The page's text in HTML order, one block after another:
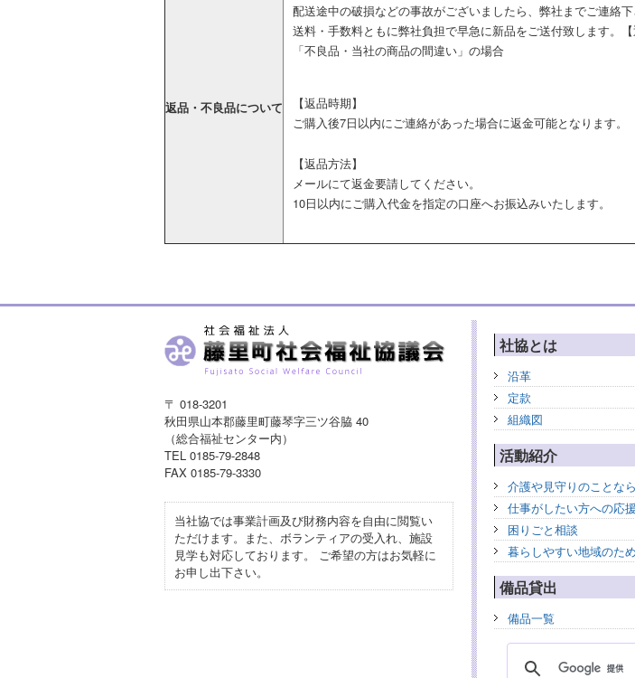
返品・不良品について
配送途中の破損などの事故がございましたら、弊社までご連絡下
送料・手数料ともに弊社負担で早急に新品をご送付致します。【
「不良品・当社の商品の間違い」の場合
【返品時期】
ご購入後7日以内にご連絡があった場合に返金可能となります。
【返品方法】
メールにて返金要請してください。
10日以内にご購入代金を指定の口座へお振込みいたします。
〒 018-3201
秋田県山本郡藤里町藤琴字三ツ谷脇 40
（総合福祉センター内）
TEL 0185-79-2848
FAX 0185-79-3330
当社協では事業計画及び財務内容を自由に閲覧い
ただけます。また、ボランティアの受入れ、施設
見学も対応しております。 ご希望の方はお気軽に
お申し出下さい。
社協とは
沿革
定款
組織図
活動紹介
介護や見守りのことなら
仕事がしたい方への応援
困りごと相談
暮らしやすい地域のた
備品貸出
備品一覧